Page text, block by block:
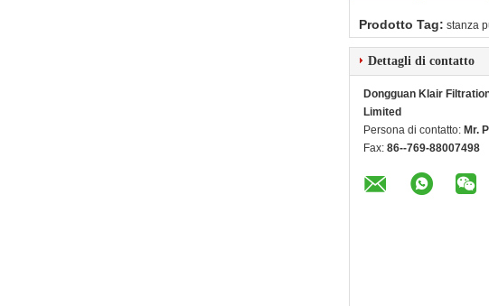
Prodotto Tag: stanza
Dettagli di contatto
Dongguan Klair
Limited
Persona di contatto: Mr.
Fax: 86--769-88007498